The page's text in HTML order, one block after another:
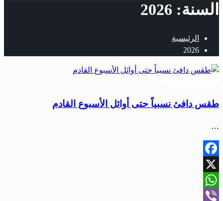
السنة: 2026
الرئيسية
2026
طقس دافئ نسبياً حتى أوائل الأسبوع القادم
…
Facebook
X
WhatsApp